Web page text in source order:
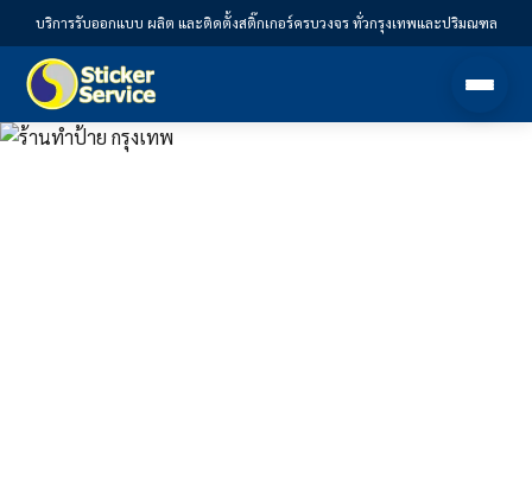
บริการรับออกแบบ ผลิต และติดตั้งสติ๊กเกอร์ครบวงจร ทั่วกรุงเทพและปริมณฑล